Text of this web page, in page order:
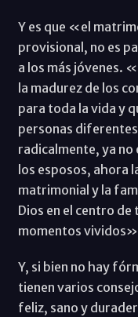
Y es que «el
provisional, no es
a los más jóvenes.
la madurez de los
para toda la vida y
personas
radicalmente, ya no
los esposos, ahora
matrimonial y la
Dios en el centro de
momentos
Y, si bien no hay
tienen varios
feliz, sano y